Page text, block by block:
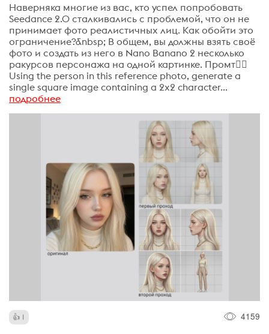
Наверняка многие из вас, кто успел попробовать
Seedance 2.0 сталкивались с проблемой, что он не
принимает фото реалистичных лиц. Как обойти это
ограничение?&nbsp; В общем, вы должны взять своё
фото и создать из него в Nano Banano 2 несколько
ракурсов персонажа на одной картинке. Промт👇🏻
Using the person in this reference photo, generate a
single square image containing a 2x2 character...
подробнее
1 4159